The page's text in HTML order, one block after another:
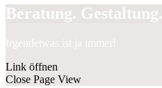
Beratung. Gestaltung.
Link öffnen
Close Page View